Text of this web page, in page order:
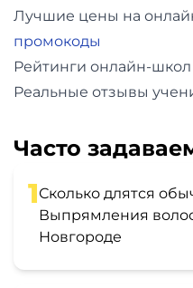
Лучшие цены на
промокоды
Рейтинги онлайн-школ
Реальные отзывы
Часто
1Сколько длятся
Выпрямления
Новгороде